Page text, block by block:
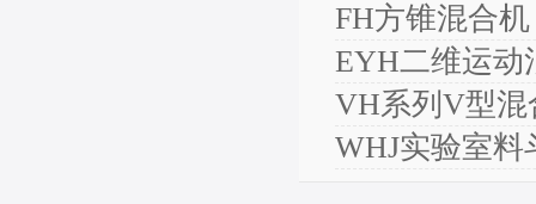
FH方锥混合机
EYH二维运动
VH系列V型混
WHJ实验室料